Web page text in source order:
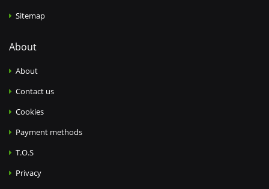
Sitemap
About
About
Contact us
Cookies
Payment methods
T.O.S
Privacy